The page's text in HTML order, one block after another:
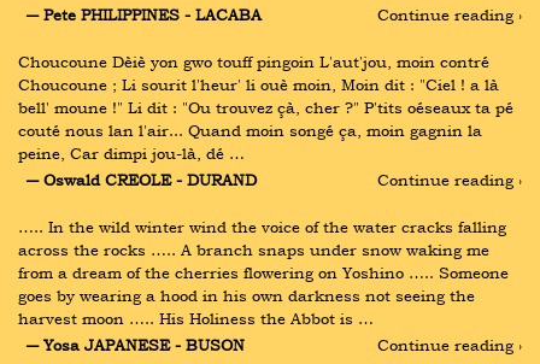
― Pete PHILIPPINES - LACABA
Continue reading ›
Choucoune Dèiè yon gwo touff pingoin L'aut'jou, moin contré
Choucoune ; Li sourit l'heur' li ouè moin, Moin dit : "Ciel ! a là
bell' moune !" Li dit : "Ou trouvez çà, cher ?" P'tits oéseaux ta pé
couté nous lan l'air... Quand moin songé ça, moin gagnin la
peine, Car dimpi jou-là, dé …
― Oswald CREOLE - DURAND
Continue reading ›
….. In the wild winter wind the voice of the water cracks falling
across the rocks ….. A branch snaps under snow waking me
from a dream of the cherries flowering on Yoshino ….. Someone
goes by wearing a hood in his own darkness not seeing the
harvest moon ….. His Holiness the Abbot is …
― Yosa JAPANESE - BUSON
Continue reading ›